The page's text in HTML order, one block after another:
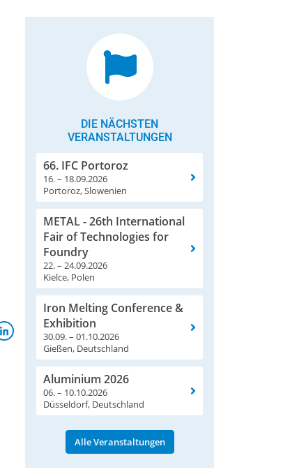
DIE NÄCHSTEN
VERANSTALTUNGEN
66. IFC Portoroz
16. – 18.09.2026
Portoroz, Slowenien
METAL - 26th International
Fair of Technologies for
Foundry
22. – 24.09.2026
Kielce, Polen
Iron Melting Conference &
Exhibition
30.09. – 01.10.2026
Gießen, Deutschland
Aluminium 2026
06. – 10.10.2026
Düsseldorf, Deutschland
Alle Veranstaltungen